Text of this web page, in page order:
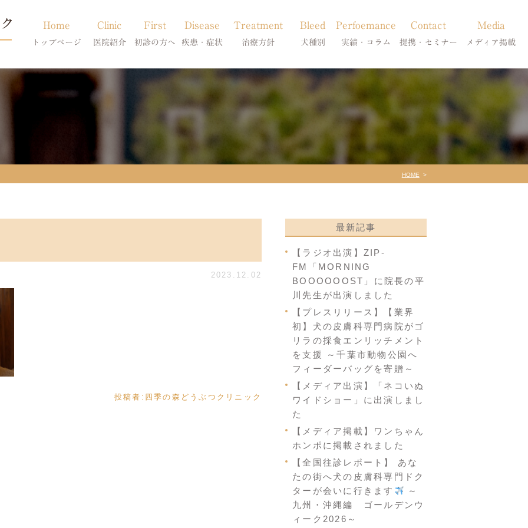
Home
トップページ
Clinic
医院紹介
当院のご紹介
First
初診の方へ
Disease
疾患・症状
アトピー・アレルギー
膿皮症・脂漏症
脱毛症・アロペシアX
Treatment
治療方針
皮膚科特別診療
スキンケア療法
Bleed
犬種別
柴犬の皮膚病
シーズーの皮膚病
フレンチブルドッグの皮膚病
Perfoemance
実績・コラム
犬種別
症状別
Contact
提携・セミナー
診療提携・セミナー開催
Media
メディア掲載
メディア掲載
HOME
2023.12.02
投稿者: 四季の森どうぶつクリニック
最新記事
【ラジオ出演】ZIP-
FM「MORNING
BOOOOOOST」に院長の平
川先生が出演しました
【プレスリリース】【業界
初】犬の皮膚科専門病院がゴ
リラの採食エンリッチメント
を支援 ～千葉市動物公園へ
フィーダーバッグを寄贈～
【メディア出演】「ネコいぬ
ワイドショー」に出演しまし
た
【メディア掲載】ワンちゃん
ホンポに掲載されました
【全国往診レポート】 あな
たの街へ犬の皮膚科専門ドク
ターが会いに行きます
～
九州・沖縄編 ゴールデンウ
ィーク2026～